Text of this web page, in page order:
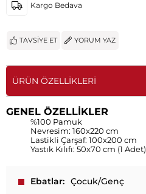
Kargo Bedava
TAVSIYE ET YORUM YAZ
ÜRÜN ÖZELLIKLERI
GENEL ÖZELLİKLER
%100 Pamuk
Nevresim: 160x220 cm
Lastikli Çarşaf: 100x200 cm
Yastık Kılıfı: 50x70 cm (1 Adet)
Ebatlar
Çocuk/Genç